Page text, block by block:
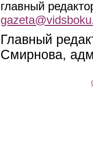
главный
Главный
Смирнова,